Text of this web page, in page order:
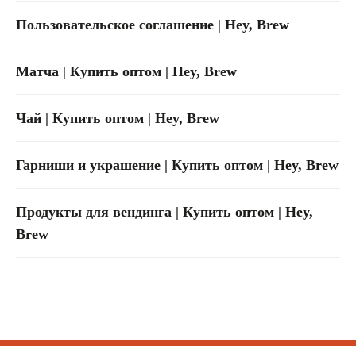
Пользовательское соглашение | Hey, Brew
Матча | Купить оптом | Hey, Brew
Чай | Купить оптом | Hey, Brew
Гарниши и украшение | Купить оптом | Hey, Brew
Продукты для вендинга | Купить оптом | Hey,
Brew
ИП Кусмаров И.В.
ОГРНИП 320246800098193
Пользовательское соглашение